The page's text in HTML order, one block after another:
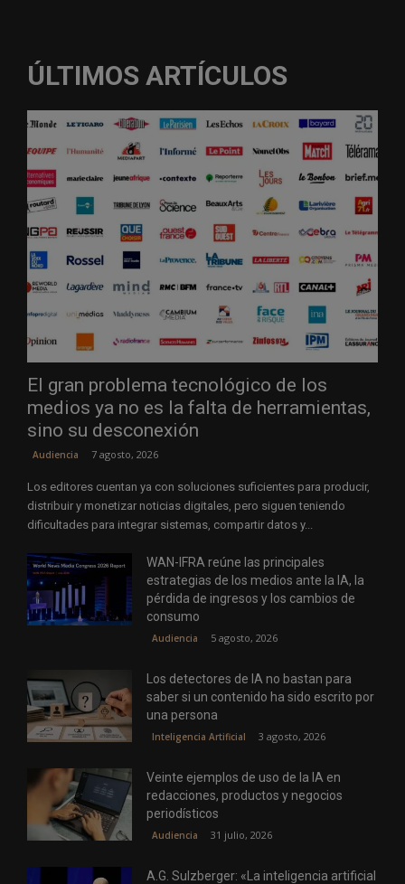
ÚLTIMOS ARTÍCULOS
El gran problema tecnológico de los
medios ya no es la falta de herramientas,
sino su desconexión
Audiencia 7 agosto, 2026
Los editores cuentan ya con soluciones suficientes para producir,
distribuir y monetizar noticias digitales, pero siguen teniendo
dificultades para integrar sistemas, compartir datos y...
WAN-IFRA reúne las principales
estrategias de los medios ante la IA, la
pérdida de ingresos y los cambios de
consumo
Audiencia 5 agosto, 2026
Los detectores de IA no bastan para
saber si un contenido ha sido escrito por
una persona
Inteligencia Artificial 3 agosto, 2026
Veinte ejemplos de uso de la IA en
redacciones, productos y negocios
periodísticos
Audiencia 31 julio, 2026
A.G. Sulzberger: «La inteligencia artificial